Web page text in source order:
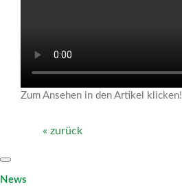
Zum Ansehen in den Artikel klicken!
« zurück
News